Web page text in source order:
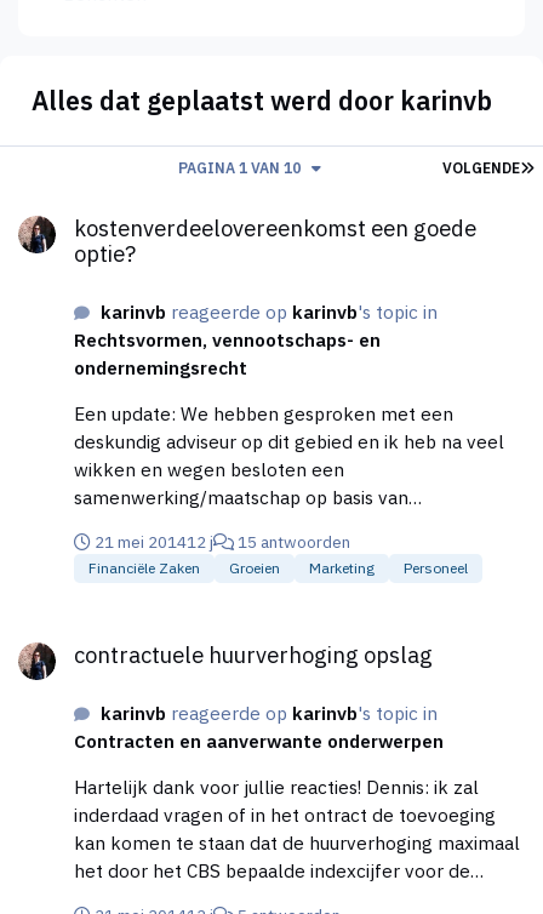
Alles dat geplaatst werd door karinvb
VOLGENDE
PAGINA 1 VAN 10
kostenverdeelovereenkomst een goede
optie?
karinvb reageerde op karinvb's topic in
Rechtsvormen, vennootschaps- en
ondernemingsrecht
Een update: We hebben gesproken met een
deskundig adviseur op dit gebied en ik heb na veel
wikken en wegen besloten een
samenwerking/maatschap op basis van
zeker mogelijk geweest met een verdeelsleutel van
werkelijk gemaakte kosten, een huursom en uurloon
geweest bent met bepaalde werkzaamheden (die ik
geen ondernemerservaring heeft. Ik verwacht dat
daar vroeg of laat dicussies over komen. Daarnaast
wil ik voorlopig toch graag mijn eigen beslissingen
nemen en ideeen uitwerken, iets wat anders
meestal overleg vereist. Vandaar dat het me
zinvoller lijkt over enkele jaren deze stap pas te
overwegen als we iig op gelijke voet staan qua
21 mei 201412 j 15 antwoorden
Financiële Zaken Groeien Marketing Personeel
contractuele huurverhoging opslag
karinvb reageerde op karinvb's topic in
Contracten en aanverwante onderwerpen
Hartelijk dank voor jullie reacties! Dennis: ik zal
inderdaad vragen of in het ontract de toevoeging
kan komen te staan dat de huurverhoging maximaal
het door het CBS bepaalde indexcijfer voor de